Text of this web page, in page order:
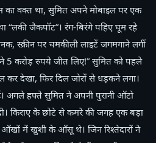
वक्त था, सुमित अपने मोबाइल पर एक
जैकपॉट”। रंग-बिरंगे पहिए घूम रहे
स्क्रीन पर चमकीली लाइटें जगमगाने लगीं
करोड़ रुपये जीत लिए!” सुमित को पहले
देखा, फिर दिल जोरों से धड़कने लगा।
अगले हफ्ते सुमित ने अपनी पुरानी ऑटो
किराए के छोटे से कमरे की जगह एक बड़ा
आँखों में खुशी के आँसू थे। जिन रिश्तेदारों ने